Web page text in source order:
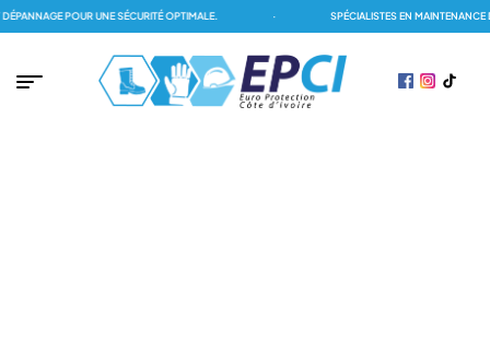
POUR UNE SÉCURITÉ OPTIMALE. SPÉCIALISTES EN MAINTENANCE